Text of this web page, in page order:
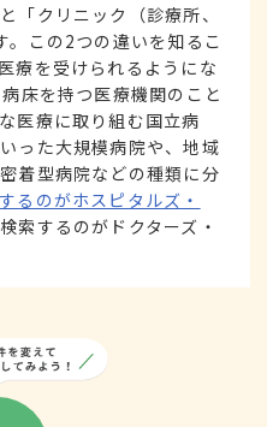
「クリニック（診療所、
。この2つの違いを知るこ
療を受けられるようにな
床を持つ医療機関のこと
医療に取り組む国立病
った大規模病院や、地域
着型病院などの種類に分
るのがホスピタルズ・
索するのがドクターズ・